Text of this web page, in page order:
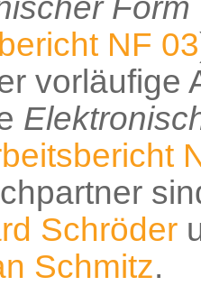
NF 03
vorläufige
Schröder
Schmitz.